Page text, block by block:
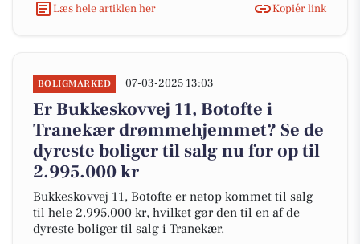
Læs hele artiklen her
Kopiér link
BOLIGMARKED 07-03-2025 13:03
Er Bukkeskovvej 11, Botofte i
Tranekær drømmehjemmet? Se de
dyreste boliger til salg nu for op til
2.995.000 kr
Bukkeskovvej 11, Botofte er netop kommet til salg
til hele 2.995.000 kr, hvilket gør den til en af de
dyreste boliger til salg i Tranekær.